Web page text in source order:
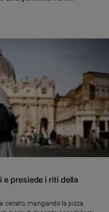
al Salone del Libro di Torino da
e presiede i riti della
cenato, mangiando la pizza,